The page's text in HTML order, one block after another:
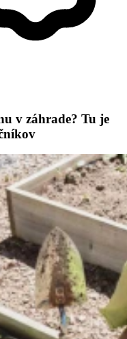
v záhrade? Tu je